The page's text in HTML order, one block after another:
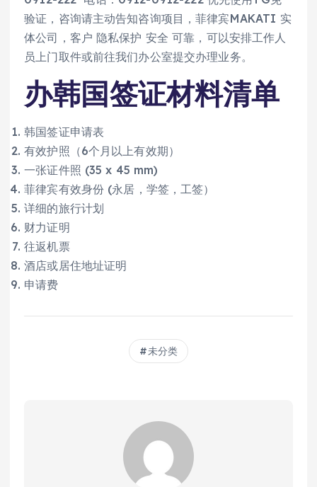
验证，咨询请主动告知咨询项目，菲律宾MAKATI 实
体公司，客户 隐私保护 安全 可靠，可以安排工作人
员上门取件或前往我们办公室提交办理业务。
办韩国签证材料清单
韩国签证申请表
有效护照（6个月以上有效期）
一张证件照 (35 x 45 mm)
菲律宾有效身份 (永居，学签，工签）
详细的旅行计划
财力证明
往返机票
酒店或居住地址证明
申请费
未分类